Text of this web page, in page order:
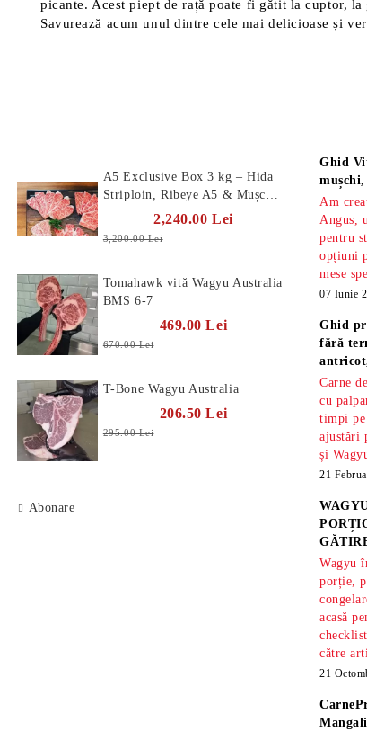
picante. Acest piept de rață poate fi gătit la cuptor,
Savurează acum unul dintre cele mai delicioase și
A5 Exclusive Box 3 kg – Hida
Striploin, Ribeye A5 & Mușchi
2,240.00 Lei
3,200.00 Lei
Tomahawk vită Wagyu Australia
BMS 6-7
469.00 Lei
670.00 Lei
T-Bone Wagyu Australia
206.50 Lei
295.00 Lei
Abonare
Ghid
Am
Angus,
pentru
opțiuni
mese
07 Iunie
Ghid
fără
Carne
cu
timpi
ajustări
și
21
Wagyu
porție,
acasă
către
21